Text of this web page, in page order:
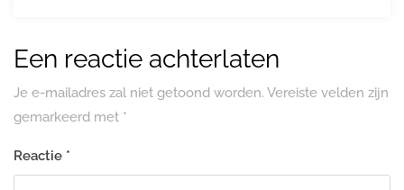
Een reactie achterlaten
Je e-mailadres zal niet getoond worden. Vereiste velden zijn
gemarkeerd met *
Reactie *